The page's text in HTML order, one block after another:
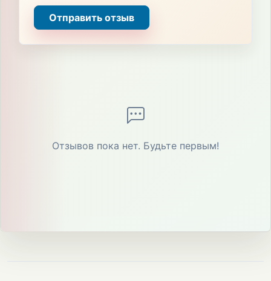
Отправить отзыв
Отзывов пока нет. Будьте первым!